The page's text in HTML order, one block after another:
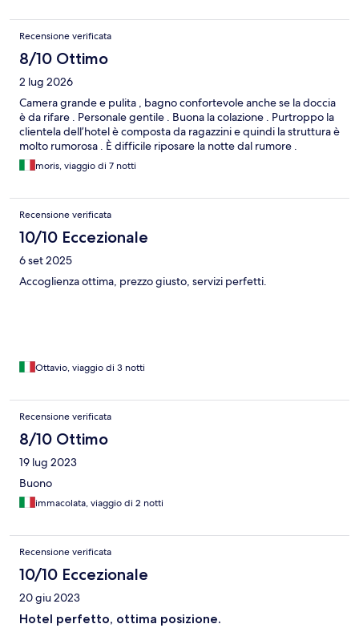
Recensione verificata
8/10 Ottimo
2 lug 2026
Camera grande e pulita , bagno confortevole anche se la doccia
è da rifare . Personale gentile . Buona la colazione . Purtroppo la
clientela dell’hotel è composta da ragazzini e quindi la struttura è
molto rumorosa . È difficile riposare la notte dal rumore .
moris, viaggio di 7 notti
Recensione verificata
10/10 Eccezionale
6 set 2025
Accoglienza ottima, prezzo giusto, servizi perfetti.
Ottavio, viaggio di 3 notti
Recensione verificata
8/10 Ottimo
19 lug 2023
Buono
immacolata, viaggio di 2 notti
Recensione verificata
10/10 Eccezionale
20 giu 2023
Hotel perfetto, ottima posizione.